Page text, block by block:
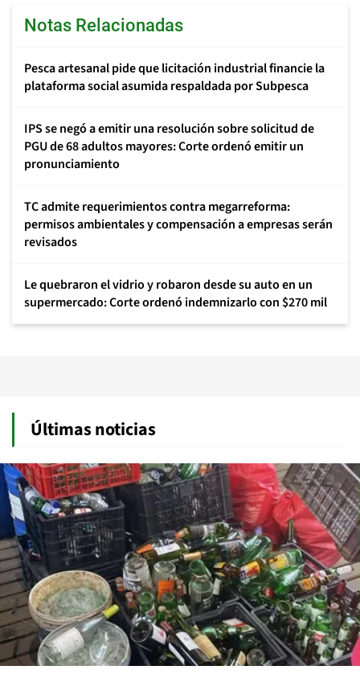
Notas Relacionadas
Pesca artesanal pide que licitación industrial financie la
plataforma social asumida respaldada por Subpesca
IPS se negó a emitir una resolución sobre solicitud de
PGU de 68 adultos mayores: Corte ordenó emitir un
pronunciamiento
TC admite requerimientos contra megarreforma:
permisos ambientales y compensación a empresas serán
revisados
Le quebraron el vidrio y robaron desde su auto en un
supermercado: Corte ordenó indemnizarlo con $270 mil
Últimas noticias